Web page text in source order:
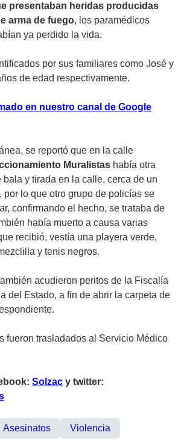
presentaban heridas producidas
arma de fuego, los paramédicos
ya perdido la vida.
por sus familiares como José y
de edad respectivamente.
en nuestro canal de Google
se reportó que en la calle
Muralistas había otra
bala y tirada en la calle, cerca de un
por lo que otro grupo de policías se
confirmando el hecho, se trataba de
había muerto a causa varias
recibió, vestía una playera verde,
y tenis negros.
acudieron peritos de la Fiscalía
del Estado, a fin de abrir la carpeta de
fueron trasladados al Servicio Médico
Solzac y twitter:
Asesinatos Violencia